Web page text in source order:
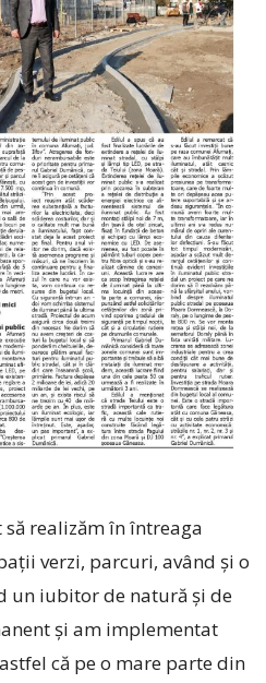
realizăm în întreaga
verzi, parcuri, având și o
un iubitor de natură și de
și am implementat
că pe o mare parte din